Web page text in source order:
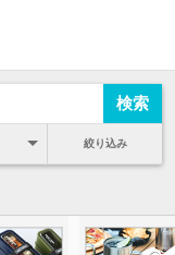
絞り込み